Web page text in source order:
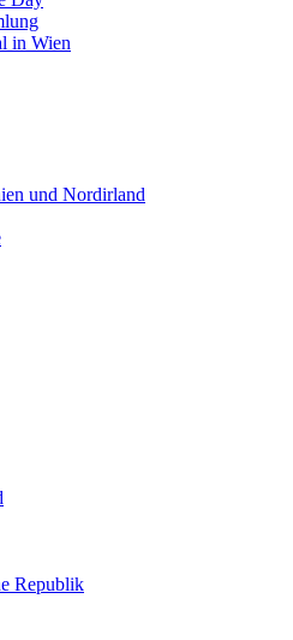
in Wien
und Nordirland
Republik